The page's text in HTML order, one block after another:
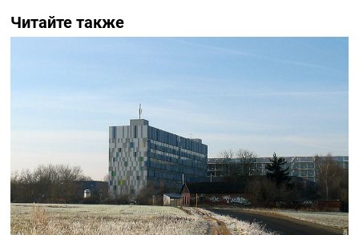
Читайте также